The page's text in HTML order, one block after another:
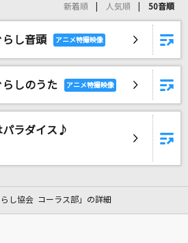
で歌われている曲の一覧
新着順 人気順 50音順
らし音頭
しのうた
パラダイス♪
らし協会 コーラス部」の詳細